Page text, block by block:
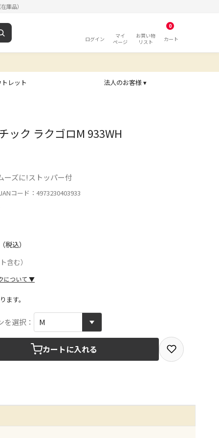
庫品）
ログイン
マイ
ページ
お買い物
リスト
0
カート
レット 法人のお客様 ▾
ック ラクゴロM 933WH
ーズに!ストッパー付
コード：4973230403933
（税込）
含む）
について ▼
を選択できる商品です
できる商品です（宅配便でのお届けができません）
お届けする商品です
ます。
選択：
カートに入れる